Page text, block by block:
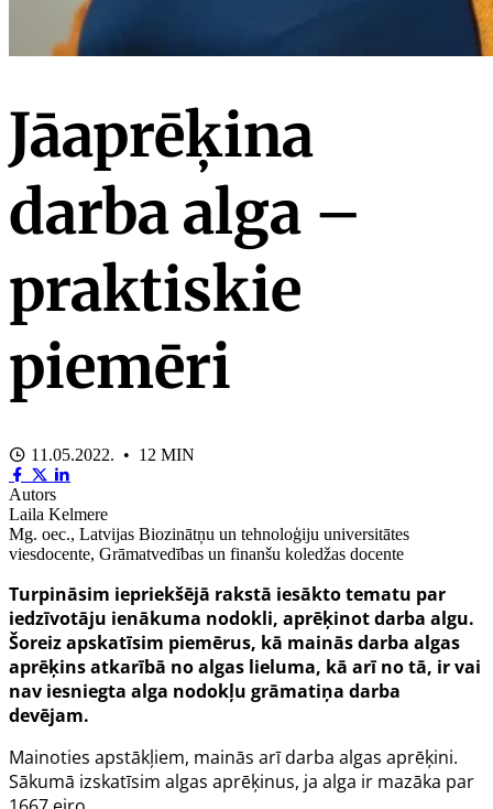
Jāaprēķina
darba alga –
praktiskie
piemēri
11.05.2022. • 12 MIN
Autors
Laila Kelmere
Mg. oec., Latvijas Biozinātņu un tehnoloģiju universitātes
viesdocente, Grāmatvedības un finanšu koledžas docente
Turpināsim iepriekšējā rakstā iesākto tematu par
iedzīvotāju ienākuma nodokli, aprēķinot darba algu.
Šoreiz apskatīsim piemērus, kā mainās darba algas
aprēķins atkarībā no algas lieluma, kā arī no tā, ir vai
nav iesniegta alga nodokļu grāmatiņa darba
devējam.
Mainoties apstākļiem, mainās arī darba algas aprēķini.
Sākumā izskatīsim algas aprēķinus, ja alga ir mazāka par